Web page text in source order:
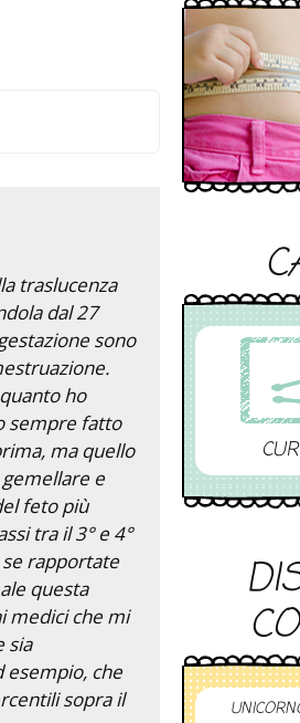
traslucenza
dal 27
sono
ho
sempre fatto
ma quello
e
feto più
tra il 3° e 4°
rapportate
questa
medici che mi
sia
esempio, che
sopra il